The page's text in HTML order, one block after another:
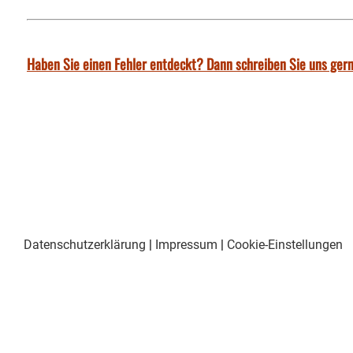
Haben Sie einen Fehler entdeckt? Dann schreiben Sie uns
Datenschutzerklärung | Impressum | Cookie-Einstellungen